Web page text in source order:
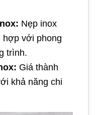
Nẹp inox
hợp với phong
trình.
Giá thành
khả năng chi